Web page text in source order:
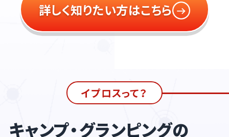
詳しく知りたい方はこちら
イプロスって？
キャンプ・グランピングの